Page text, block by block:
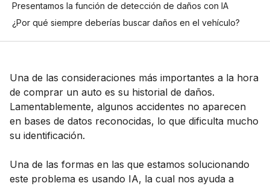
Presentamos la función de detección de daños con IA
¿Por qué siempre deberías buscar daños en el vehículo?
Una de las consideraciones más importantes a la hora
de comprar un auto es su historial de daños.
Lamentablemente, algunos accidentes no aparecen
en bases de datos reconocidas, lo que dificulta mucho
su identificación.
Una de las formas en las que estamos solucionando
este problema es usando IA, la cual nos ayuda a